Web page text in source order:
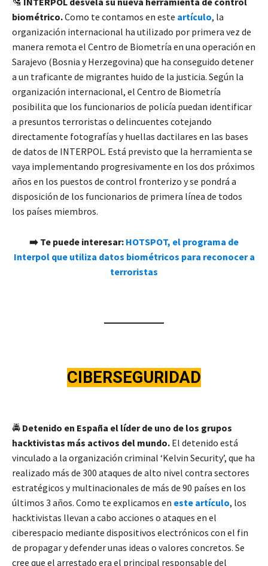
biométrico.Como te contamos en este artículo, la
organización internacional ha utilizado por primera vez de
manera remota el Centro de Biometría en una operación en
Sarajevo (Bosnia y Herzegovina) que ha conseguido detener
a un traficante de migrantes huido de la justicia. Según la
organización internacional, el Centro de Biometría
posibilita que los funcionarios de policía puedan identificar
a presuntos terroristas o delincuentes cotejando
directamente fotografías y huellas dactilares en las bases
de datos de INTERPOL. Está previsto que la herramienta se
vaya implementando progresivamente en los dos próximos
años en los puestos de control fronterizo y se pondrá a
disposición de los funcionarios de primera línea de todos
los países miembros.
➡️ Te puede interesar: HOTSPOT, el programa de
Interpol que utiliza datos biométricos para reconocer a
terroristas
CIBERSEGURIDAD
🚔 Detenido en España el líder de uno de los grupos
hacktivistas más activos del mundo. El detenido está
vinculado a la organización criminal ‘Kelvin Security’, que ha
realizado más de 300 ataques de alto nivel contra sectores
estratégicos y multinacionales de más de 90 países en los
últimos 3 años. Como te explicamos en este artículo, los
hacktivistas llevan a cabo acciones o ataques en el
ciberespacio mediante dispositivos electrónicos con el fin
de propagar y defender unas ideas o valores concretos. Se
cree que el arrestado era el principal responsable del